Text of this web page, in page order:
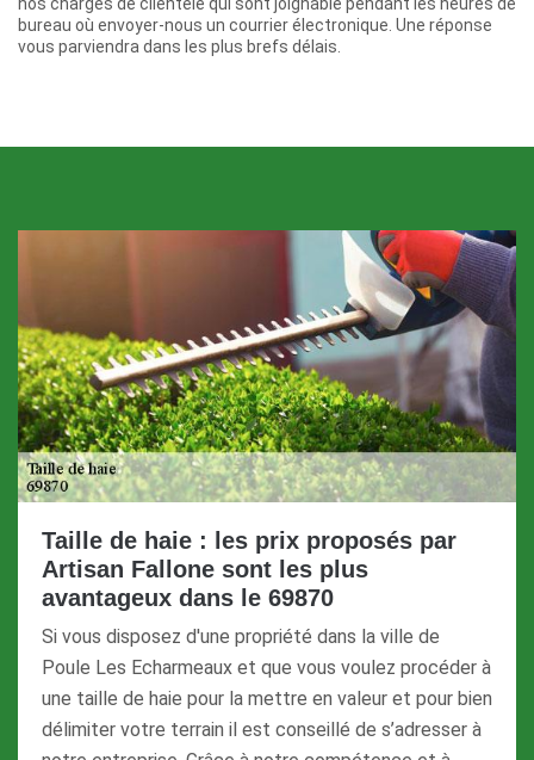
bureau où envoyer-nous un courrier électronique. Une réponse
vous parviendra dans les plus brefs délais.
Taille de haie : les prix proposés par
Artisan Fallone sont les plus
avantageux dans le 69870
Si vous disposez d'une propriété dans la ville de
Poule Les Echarmeaux et que vous voulez procéder à
une taille de haie pour la mettre en valeur et pour bien
délimiter votre terrain il est conseillé de s’adresser à